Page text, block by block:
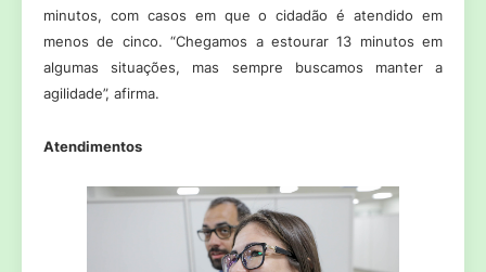
minutos, com casos em que o cidadão é atendido em
menos de cinco. “Chegamos a estourar 13 minutos em
algumas situações, mas sempre buscamos manter a
agilidade”, afirma.
Atendimentos